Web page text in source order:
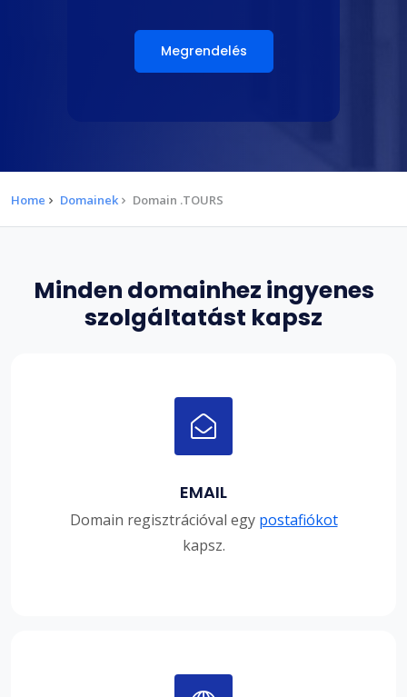
Megrendelés
Home Domainek Domain .TOURS
Minden domainhez ingyenes
szolgáltatást kapsz
EMAIL
Domain regisztrációval egy postafiókot
kapsz.